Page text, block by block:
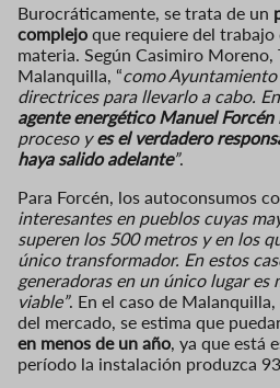
Burocráticamente, se trata de un
complejo que requiere del trabajo
materia. Según Casimiro Moreno,
Malanquilla, “como
directrices para llevarlo a cabo.
agente energético Manuel Forcén
proceso yes el verdadero
haya salido adelante”.
Para Forcén, los autoconsumos
interesantes en pueblos cuyas
superen los 500 metros y en los
único transformador. En estos
generadoras en un único lugar es
viable”. En el caso de
del mercado, se estima que
en menos de un año , ya que está
período la instalación produzca